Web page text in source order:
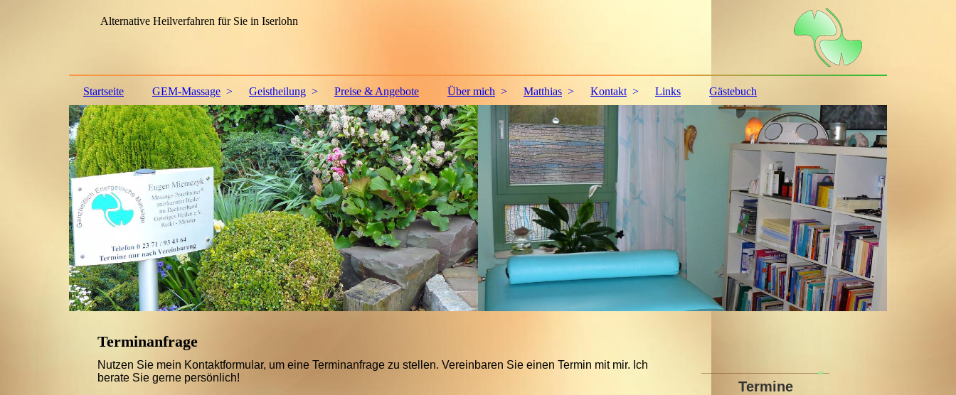
Alternative Heilverfahren für Sie in Iserlohn
Startseite GEM-Massage Geistheilung Preise & Angebote Über mich Matthias Kontakt Links Gästebuch
Terminanfrage
Nutzen Sie mein Kontaktformular, um eine Terminanfrage zu stellen. Vereinbaren Sie einen Termin mit mir. Ich
berate Sie gerne persönlich!
Termine